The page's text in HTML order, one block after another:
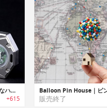
REBEL｜手持ち無沙汰に最適なハンドスピナー搭載フラッシュライト「レベル」
+615 販売終了